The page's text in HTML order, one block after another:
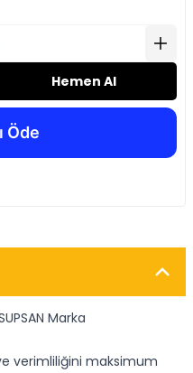
Hemen Al
Marka
verimliliğini maksimum